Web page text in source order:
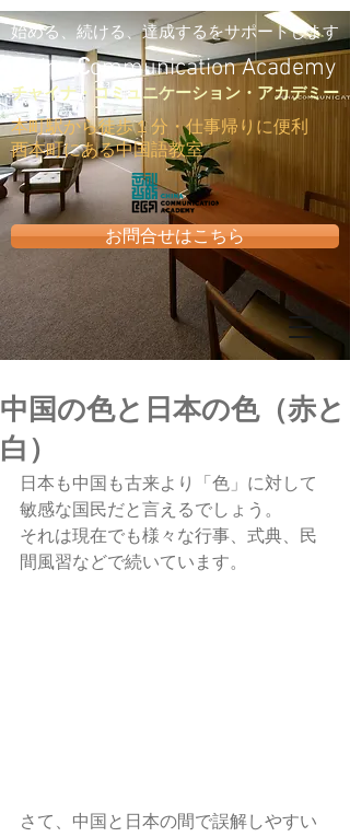
始める、続ける、達成するをサポートします
hinaCommunication Academy
​チャイナ・コミュニケーション・アカデミー
​本町駅から徒歩１分・仕事帰りに便利
西本町にある中国語教室
お問合せはこちら
中国の色と日本の色（赤と
白）
日本も中国も古来より「色」に対して
敏感な国民だと言えるでしょう。
それは現在でも様々な行事、式典、民
間風習などで続いています。
さて、中国と日本の間で誤解しやすい